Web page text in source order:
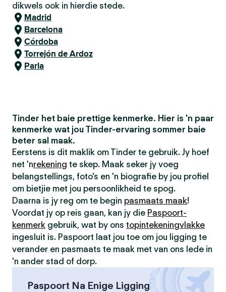
dikwels ook in hierdie stede.
Madrid
Barcelona
Córdoba
Torrejón de Ardoz
Parla
Tinder het baie prettige kenmerke. Hier is 'n paar
kenmerke wat jou Tinder-ervaring sommer baie
beter sal maak.
Eerstens is dit maklik om Tinder te gebruik. Jy hoef
net 'nrekening te skep. Maak seker jy voeg
belangstellings, foto's en 'n biografie by jou profiel
om bietjie met jou persoonlikheid te spog.
Daarna is jy reg om te begin pasmaats maak!
Voordat jy op reis gaan, kan jy die Paspoort-
kenmerk gebruik, wat by ons topintekeningvlakke
ingesluit is. Paspoort laat jou toe om jou ligging te
verander en pasmaats te maak met van ons lede in
'n ander stad of dorp.
Paspoort Na Enige Ligging